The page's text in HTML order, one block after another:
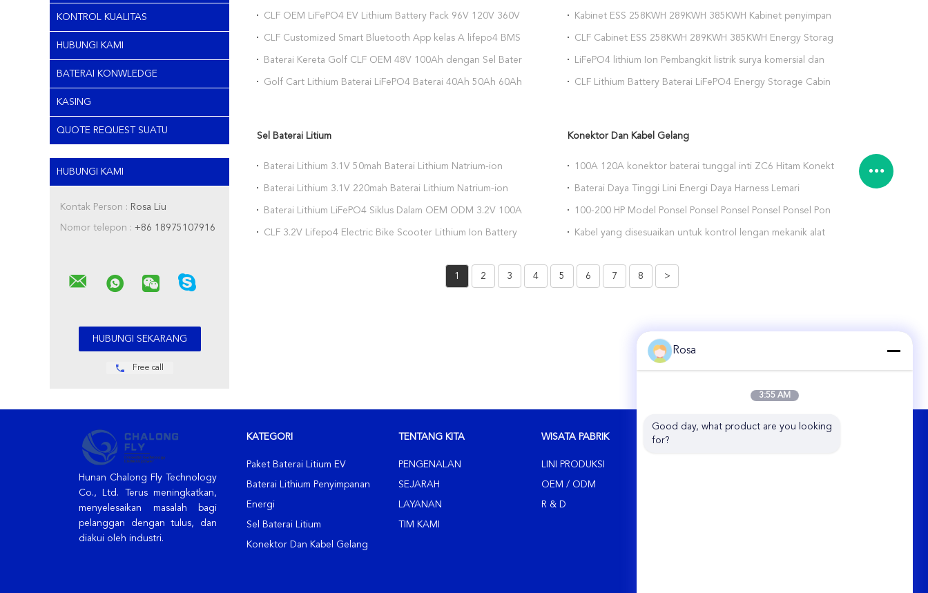
KONTROL KUALITAS
HUBUNGI KAMI
BATERAI KONWLEDGE
KASING
QUOTE REQUEST SUATU
HUBUNGI KAMI
Kontak Person : Rosa Liu
Nomor telepon : +86 18975107916
Free call
CLF OEM LiFePO4 EV Lithium Battery Pack 96V 120V 360V
100ah 200Ah Baterai tegangan tinggi untuk truk kendaraan
CLF Customized Smart Bluetooth App kelas A lifepo4 BMS
baterai listrik forklift 48v 80ah baterai forklift 51.2v 500Ah
Baterai Kereta Golf CLF OEM 48V 100Ah dengan Sel Baterai
Lithium Grade A dan Umur Pakai 4000 Siklus
Golf Cart Lithium Baterai LiFePO4 Baterai 40Ah 50Ah 60Ah
Kabinet ESS 258KWH 289KWH 385KWH Kabinet penyimpanan
energi LiFePO4 untuk industri dan komersial Kabinet
CLF Cabinet ESS 258KWH 289KWH 385KWH Energy Storage
Cabinet untuk industri dan sistem penyimpanan energi
LiFePO4 lithium Ion Pembangkit listrik surya komersial dan
industri 200KWH ruangan lemari solusi sistem baterai surya
CLF Lithium Battery Baterai LiFePO4 Energy Storage Cabinet
Sel Baterai Litium
Baterai Lithium 3.1V 50mah Baterai Lithium Natrium-ion
Lithium dapat diisi ulang untuk 100KWH 150KWH Sistem
Baterai Lithium 3.1V 220mah Baterai Lithium Natrium-ion
dapat diisi ulang untuk 100KWH 150KWH Sistem
Baterai Lithium LiFePO4 Siklus Dalam OEM ODM 3.2V 100AH ​​
280AH 320AH Penyimpanan Energi Rumah Sel Baterai
Prismatik Lithium-ion
CLF 3.2V Lifepo4 Electric Bike Scooter Lithium Ion Battery
Konektor Dan Kabel Gelang
100A 120A konektor baterai tunggal inti ZC6 Hitam Konektor
Baterai Daya Tinggi Lini Energi Daya Harness Lemari
penyimpanan energi fotovoltaik untuk peralatan medis IP67
100-200 HP Model Ponsel Ponsel Ponsel Ponsel Ponsel Ponsel
Ponsel Ponsel Ponsel Ponsel Ponsel Ponsel Ponsel Ponsel
Ponsel Ponsel Ponsel Ponsel Ponsel Ponsel Ponsel Ponsel
Ponsel Ponsel Ponsel Ponsel Ponsel Ponsel Ponsel Ponsel
Ponsel Ponsel Ponsel Ponsel Ponsel Ponsel Ponsel Ponsel
Ponsel Ponsel Ponsel Ponsel Ponsel Ponsel Ponsel
Kabel yang disesuaikan untuk kontrol lengan mekanik alat
1 2 3 4 5 6 7 8 >
Hunan Chalong Fly Technology
Co., Ltd. Terus meningkatkan,
menyelesaikan masalah bagi
pelanggan dengan tulus, dan
diakui oleh industri.
KATEGORI
Paket Baterai Litium EV
Baterai Lithium Penyimpanan
Energi
Sel Baterai Litium
Konektor Dan Kabel Gelang
TENTANG KITA
PENGENALAN
SEJARAH
LAYANAN
TIM KAMI
WISATA PABRIK
LINI PRODUKSI
OEM / ODM
R & D
Rosa
3:55 AM
Good day, what product are you looking
for?